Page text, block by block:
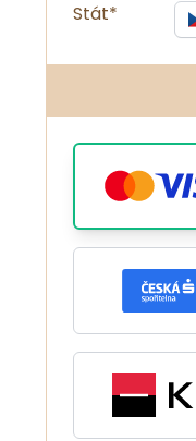
Stát*